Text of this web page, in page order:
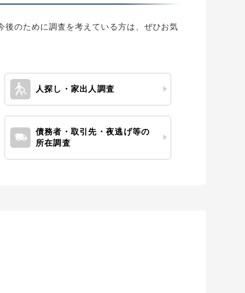
のために調査を考えている方は、ぜひお気
人探し・家出人 調査
債務者・取引先・夜逃げ等の
所在調査